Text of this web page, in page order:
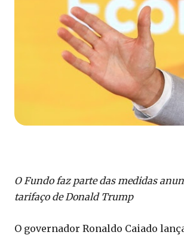
O Fundo faz parte das medidas
tarifaço de Donald Trump
O governador Ronaldo Caiado